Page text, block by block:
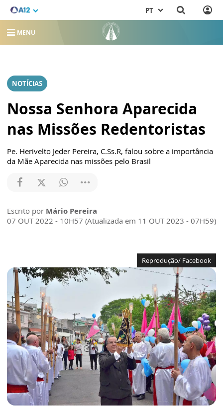
PT
MENU
NOTÍCIAS
Nossa Senhora Aparecida
nas Missões Redentoristas
Pe. Herivelto Jeder Pereira, C.Ss.R, falou sobre a importância
da Mãe Aparecida nas missões pelo Brasil
Escrito por Mário Pereira
07 OUT 2022 - 10H57 (Atualizada em 11 OUT 2023 - 07H59)
Reprodução/ Facebook